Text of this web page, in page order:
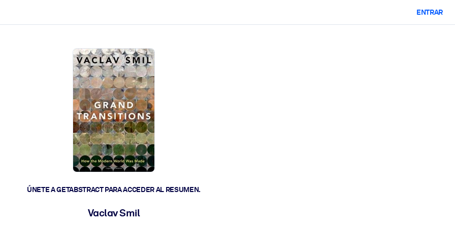
ENTRAR
ÚNETE A GETABSTRACT PARA ACCEDER AL RESUMEN.
Vaclav Smil